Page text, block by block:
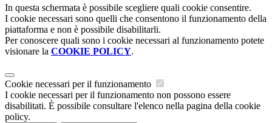
In questa schermata è possibile scegliere quali cookie consentire.
I cookie necessari sono quelli che consentono il funzionamento della
piattaforma e non è possibile disabilitarli.
Per conoscere quali sono i cookie necessari al funzionamento potete
visionare la COOKIE POLICY.
Cookie necessari per il funzionamento
I cookie necessari per il funzionamento non possono essere
disabilitati. È possibile consultare l'elenco nella pagina della cookie
policy.